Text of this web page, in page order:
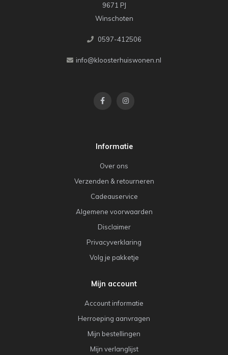
9671 PJ
Winschoten
0597-412506
info@kloosterhuiswonen.nl
Informatie
Over ons
Verzenden & retourneren
Cadeauservice
Algemene voorwaarden
Disclaimer
Privacyverklaring
Volg je pakketje
Mijn account
Account informatie
Herroeping aanvragen
Mijn bestellingen
Mijn verlanglijst